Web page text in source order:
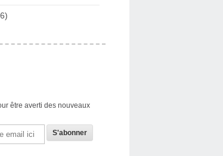
être averti des nouveaux